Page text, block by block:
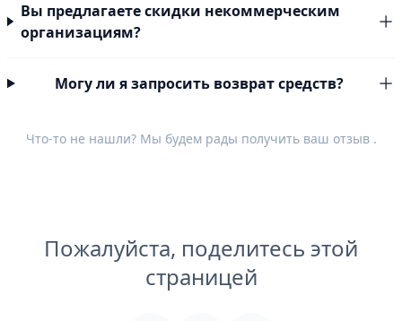
Вы предлагаете скидки некоммерческим
организациям?
Могу ли я запросить возврат средств?
Что-то не нашли? Мы будем рады получить ваш отзыв.
Пожалуйста, поделитесь этой
страницей